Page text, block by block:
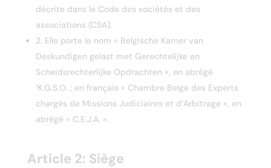
décrite dans le Code des sociétés et des
associations (CSA).
2. Elle porte le nom « Belgische Kamer van
Deskundigen gelast met Gerechtelijke en
Scheidsrechterlijke Opdrachten », en abrégé
‘K.G.S.O. ; en français « Chambre Belge des Experts
chargés de Missions Judiciaires et d’Arbitrage », en
abrégé « C.E.J.A. ».
Article 2: Siège